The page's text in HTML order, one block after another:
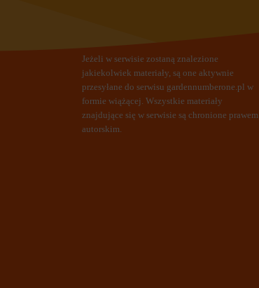
Jeżeli w serwisie zostaną znalezione
jakiekolwiek materiały, są one aktywnie
przesyłane do serwisu gardennumberone.pl w
formie wiążącej. Wszystkie materiały
znajdujące się w serwisie są chronione prawem
autorskim.